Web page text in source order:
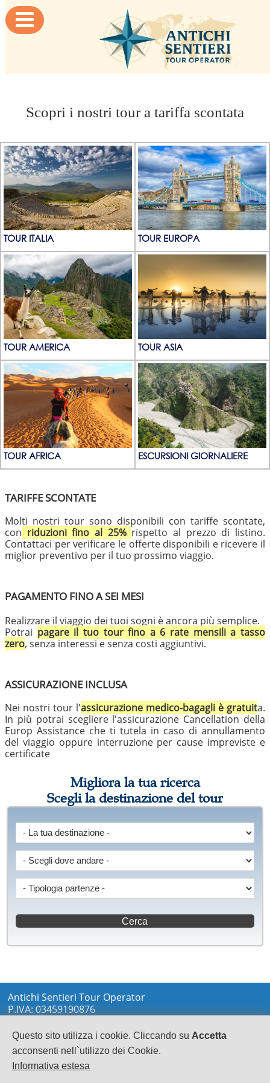
Questo sito utilizza i cookie. Cliccando su Accetta
acconsenti nell`utilizzo dei Cookie.
Informativa estesa

Scopri i nostri tour a tariffa scontata
TOUR ITALIA TOUR EUROPA
TOUR AMERICA TOUR ASIA
TOUR AFRICA ESCURSIONI GIORNALIERE
TARIFFE SCONTATE
Molti nostri tour sono disponibili con tariffe scontate,
con riduzioni fino al 25% rispetto al prezzo di listino.
Contattaci per verificare le offerte disponibili e ricevere il
miglior preventivo per il tuo prossimo viaggio.
PAGAMENTO FINO A SEI MESI
Realizzare il viaggio dei tuoi sogni è ancora più semplice.
Potrai pagare il tuo tour fino a 6 rate mensili a tasso
zero, senza interessi e senza costi aggiuntivi.
ASSICURAZIONE INCLUSA
Nei nostri tour l'assicurazione medico-bagagli è gratuita.
In più potrai scegliere l'assicurazione Cancellation della
Europ Assistance che ti tutela in caso di annullamento
del viaggio oppure interruzione per cause impreviste e
certificate
Migliora la tua ricerca
Scegli la destinazione del tour
Antichi Sentieri Tour Operator
P.IVA: 03459190876
LOCRI
0964233148
info@antichisentieri.it